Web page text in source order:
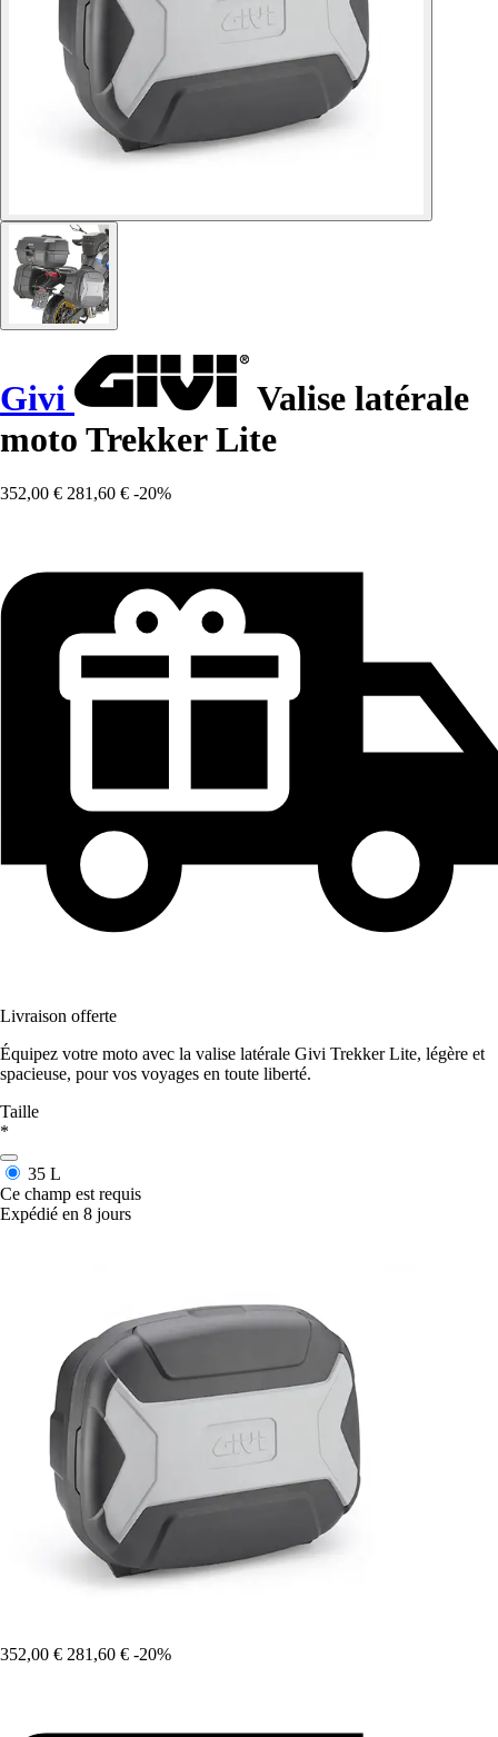
Givi
Valise latérale
moto Trekker Lite
352,00 € 281,60 € -20%
Livraison offerte
Équipez votre moto avec la valise latérale Givi Trekker Lite, légère et
spacieuse, pour vos voyages en toute liberté.
Taille
*
35 L
Ce champ est requis
Expédié en 8 jours
352,00 € 281,60 € -20%